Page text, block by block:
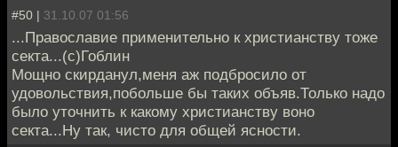
#50 | 31.10.07 01:56
...Православие применительно к христианству тоже
секта...(с)Гоблин
Мощно скирданул,меня аж подбросило от
удовольствия,побольше бы таких объяв.Только надо
было уточнить к какому христианству воно
секта...Ну так, чисто для общей ясности.